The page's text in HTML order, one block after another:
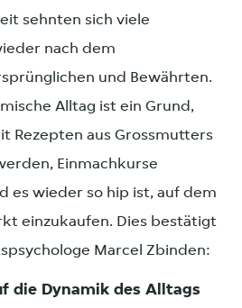
sehnten sich viele
nach dem
und Bewährten.
Alltag ist ein Grund,
Rezepten aus Grossmutters
Einmachkurse
es wieder so hip ist, auf dem
einzukaufen. Dies bestätigt
Marcel Zbinden:
die Dynamik des Alltags